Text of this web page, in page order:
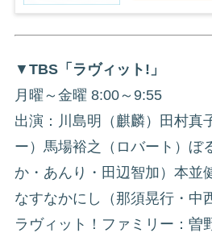
▼ TBS「ラヴィット!」
月曜～金曜 8:00～9:55
出演：川島明（麒麟）田村真
ー）馬場裕之（ロバート）ぼ
か・あんり・田辺智加）本並
なすなかにし（那須晃行・中
ラヴィット！ファミリー：曽